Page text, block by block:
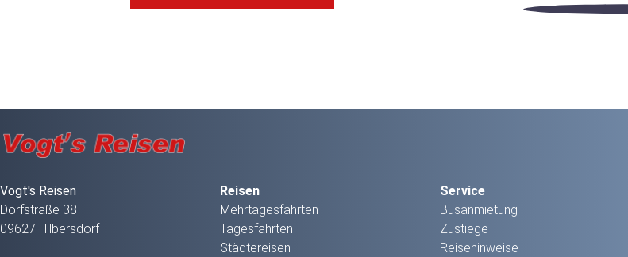
Vogt's Reisen
Dorfstraße 38
09627 Hilbersdorf
Reisen
Mehrtagesfahrten
Tagesfahrten
Städtereisen
Service
Busanmietung
Zustiege
Reisehinweise